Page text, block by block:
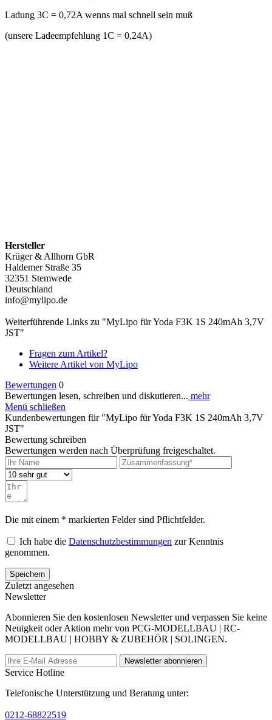
Ladung 3C = 0,72A wenns mal schnell sein muß
(unsere Ladeempfehlung 1C = 0,24A)
Hersteller
Krüger & Allhorn GbR
Haldemer Straße 35
32351 Stemwede
Deutschland
info@mylipo.de
Weiterführende Links zu "MyLipo für Yoda F3K 1S 240mAh 3,7V
JST"
Fragen zum Artikel?
Weitere Artikel von MyLipo
Bewertungen 0
Bewertungen lesen, schreiben und diskutieren... mehr
Menü schließen
Kundenbewertungen für "MyLipo für Yoda F3K 1S 240mAh 3,7V
JST"
Bewertung schreiben
Bewertungen werden nach Überprüfung freigeschaltet.
Die mit einem * markierten Felder sind Pflichtfelder.
Ich habe die Datenschutzbestimmungen zur Kenntnis
genommen.
Speichern
Zuletzt angesehen
Newsletter
Abonnieren Sie den kostenlosen Newsletter und verpassen Sie keine
Neuigkeit oder Aktion mehr von PCG-MODELLBAU | RC-
MODELLBAU | HOBBY & ZUBEHÖR | SOLINGEN.
Newsletter abonnieren
Service Hotline
Telefonische Unterstützung und Beratung unter:
0212-68822519